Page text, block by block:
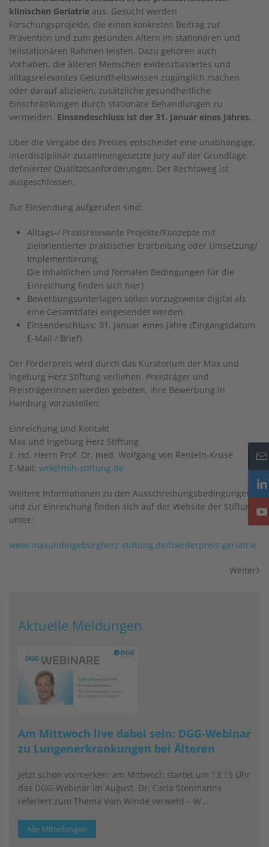
klinischen Geriatrie aus. Gesucht werden
Forschungsprojekte, die einen konkreten Beitrag zur
Prävention und zum gesunden Altern im stationären und
teilstationären Rahmen leisten. Dazu gehören auch
Vorhaben, die älteren Menschen evidenzbasiertes und
alltagsrelevantes Gesundheitswissen zugänglich machen
oder darauf abzielen, zusätzliche gesundheitliche
Einschränkungen durch stationäre Behandlungen zu
vermeiden. Einsendeschluss ist der 31. Januar eines Jahres.
Über die Vergabe des Preises entscheidet eine unabhängige,
interdisziplinär zusammengesetzte Jury auf der Grundlage
definierter Qualitätsanforderungen. Der Rechtsweg ist
ausgeschlossen.
Zur Einsendung aufgerufen sind:
Alltags-/ Praxisrelevante Projekte/Konzepte mit
zielorientierter praktischer Erarbeitung oder Umsetzung/
Implementierung.
Die inhaltlichen und formalen Bedingungen für die
Einreichung finden sich hier)
Bewerbungsunterlagen sollen vorzugsweise digital als
eine Gesamtdatei eingesendet werden.
Einsendeschluss: 31. Januar eines Jahre (Eingangsdatum
E-Mail / Brief).
Der Förderpreis wird durch das Kuratorium der Max und
Ingeburg Herz Stiftung verliehen. Preisträger und
Preisträgerinnen werden gebeten, ihre Bewerbung in
Hamburg vorzustellen.
Einreichung und Kontakt
Max und Ingeburg Herz Stiftung
z. Hd. Herrn Prof. Dr. med. Wolfgang von Renteln-Kruse
E-Mail: wrk@mih-stiftung.de
Weitere Informationen zu den Ausschreibungsbedingungen
und zur Einreichung finden sich auf der Website der Stiftung
unter:
www.maxundingeburgherz-stiftung.de/foerderpreis-geriatrie
Weiter
Aktuelle Meldungen
Am Mittwoch live dabei sein: DGG-Webinar
zu Lungenerkrankungen bei Älteren
Jetzt schon vormerken: am Mittwoch startet um 13:15 Uhr
das DGG-Webinar im August. Dr. Carla Stenmanns
referiert zum Thema Vom Winde verweht – W…
Alle Mitteilungen